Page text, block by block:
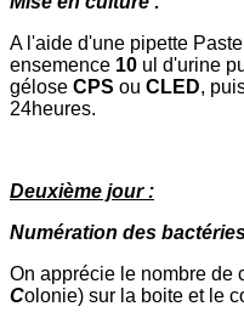
A l'aide d'une pipette
ensemence 10 ul d'urine
gélose CPS ou CLED,
24heures.
Deuxième jour :
Numération des
On apprécie le nombre de
Colonie) sur la boite et le